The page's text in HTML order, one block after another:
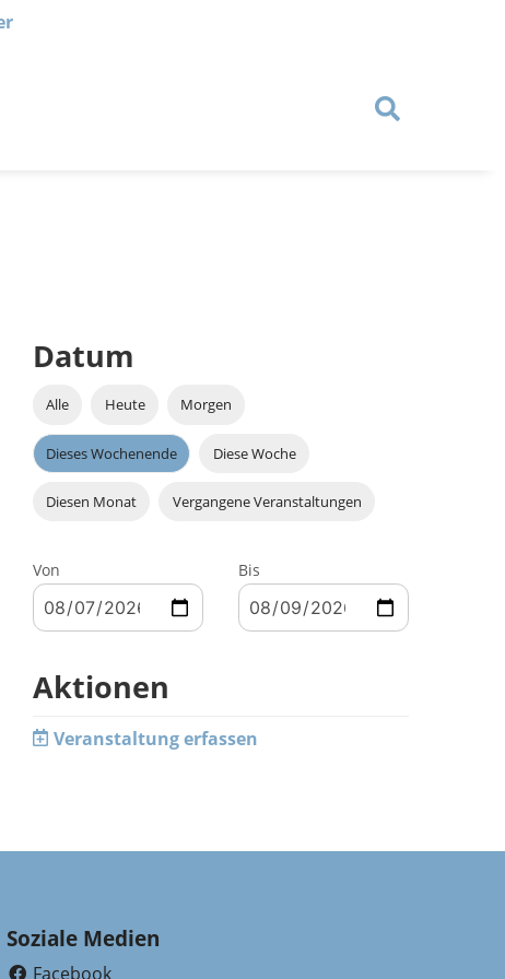
Datum
Alle Heute Morgen
Dieses Wochenende Diese Woche
Diesen Monat Vergangene Veranstaltungen
Von Bis
Aktionen
Veranstaltung erfassen
Soziale Medien
Facebook